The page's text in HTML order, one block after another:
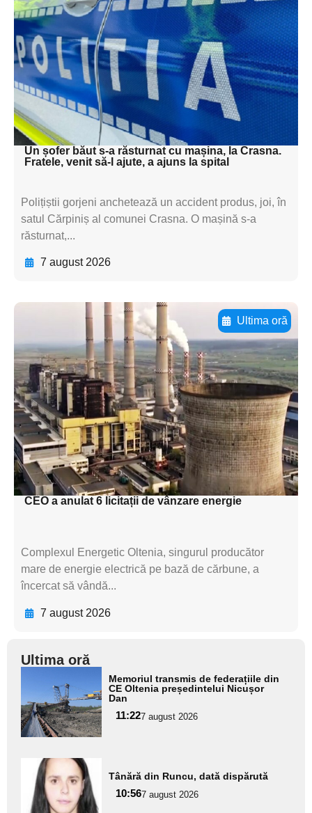
subtitluAdaugă aici
textul pentru
subtitluAdaugă aici
textul pentru
subtitluAdaugă aici
textul pentru subti
Un șofer băut s-a răsturnat cu mașina, la Crasna.
Fratele, venit să-l ajute, a ajuns la spital
Polițiștii gorjeni anchetează un accident produs, joi, în
satul Cărpiniș al comunei Crasna. O mașină s-a
răsturnat,...
7 august 2026
Ultima oră
Adaugă aici textul pentru
subtitluAdaugă aici
textul pentru
subtitluAdaugă aici
textul pentru
subtitluAdaugă aici
textul pentru subti
CEO a anulat 6 licitații de vânzare energie
Complexul Energetic Oltenia, singurul producător
mare de energie electrică pe bază de cărbune, a
încercat să vândă...
7 august 2026
Ultima oră
aici textul
pentru
subtitlu
Memoriul transmis de federațiile din
CE Oltenia președintelui Nicușor
Dan
11:227 august 2026
Adaugă
aici textul
pentru
Tânără din Runcu, dată dispărută
10:567 august 2026